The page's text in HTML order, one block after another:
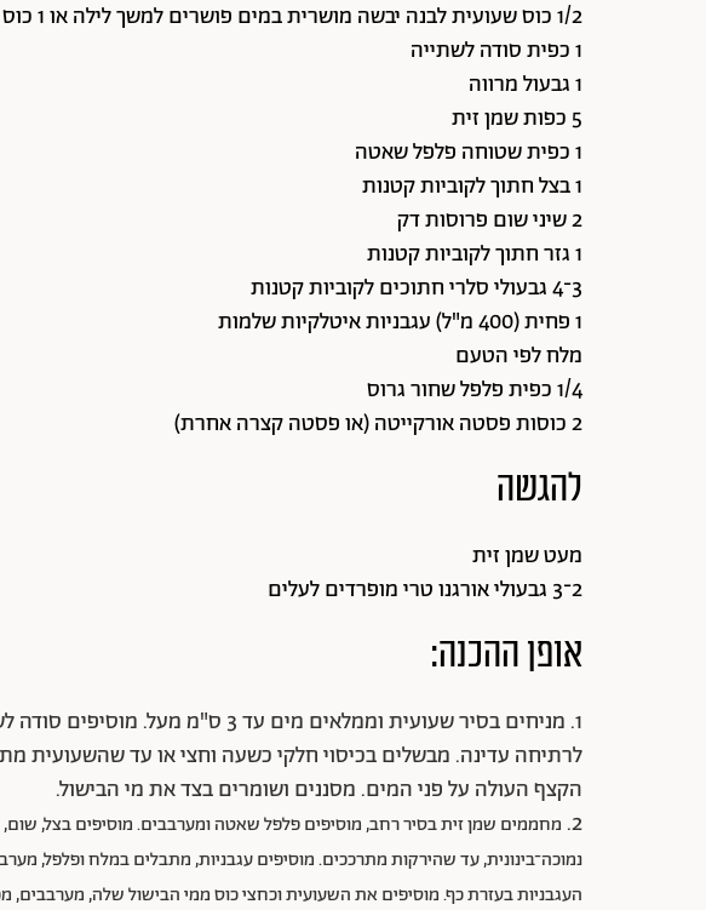
1/2 כוס שעועית לבנה יבשה מושרית במים פושרים למשך לילה או 1 כוס גדושה שעועית לבנה קפואה
1 כפית סודה לשתייה
1 גבעול מרווה
5 כפות שמן זית
1 כפית שטוחה פלפל שאטה
1 בצל חתוך לקוביות קטנות
2 שיני שום פרוסות דק
1 גזר חתוך לקוביות קטנות
3־4 גבעולי סלרי חתוכים לקוביות קטנות
1 פחית (400 מ"ל) עגבניות איטלקיות שלמות
מלח לפי הטעם
1/4 כפית פלפל שחור גרוס
2 כוסות פסטה אורקייטה (או פסטה קצרה אחרת)
להגשה
מעט שמן זית
2־3 גבעולי אורגנו טרי מופרדים לעלים
אופן ההכנה:
1. מניחים בסיר שעועית וממלאים מים עד 3
לרתיחה עדינה. מבשלים בכיסוי חלקי כשעה וחצי או עד שהשעועית
הקצף העולה על פני המים. מסננים ושומרים בצד את מי הבישול.
2.